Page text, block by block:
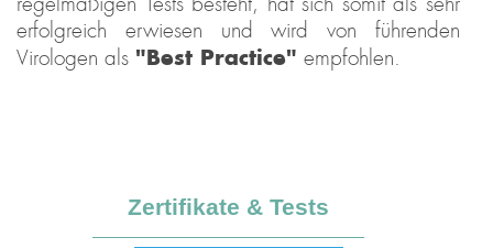
erfolgreich erwiesen und wird von führenden
Virologen als "Best Practice" empfohlen.
Zertifikate & Tests